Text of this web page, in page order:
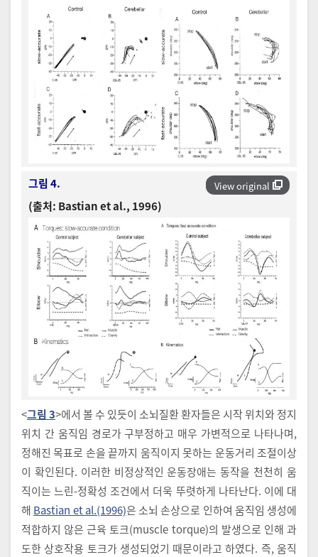
View original
그림 4.
(출처: Bastian et al., 1996)
<그림 3>에서 볼 수 있듯이 소뇌질환 환자들은 시작 위치와 정지
위치 간 움직임 경로가 구부정하고 매우 가변적으로 나타나며,
정해진 목표로 손을 끝까지 움직이지 못하는 운동거리 조절이상
이 확인된다. 이러한 비정상적인 운동장애는 동작을 천천히 움
직이는 느린-정확성 조건에서 더욱 뚜렷하게 나타난다. 이에 대
해 Bastian et al.(1996)은 소뇌 손상으로 인하여 움직임 생성에
적합하지 않은 근육 토크(muscle torque)의 발생으로 인해 과
도한 상호작용 토크가 생성되었기 때문이라고 하였다. 즉, 움직